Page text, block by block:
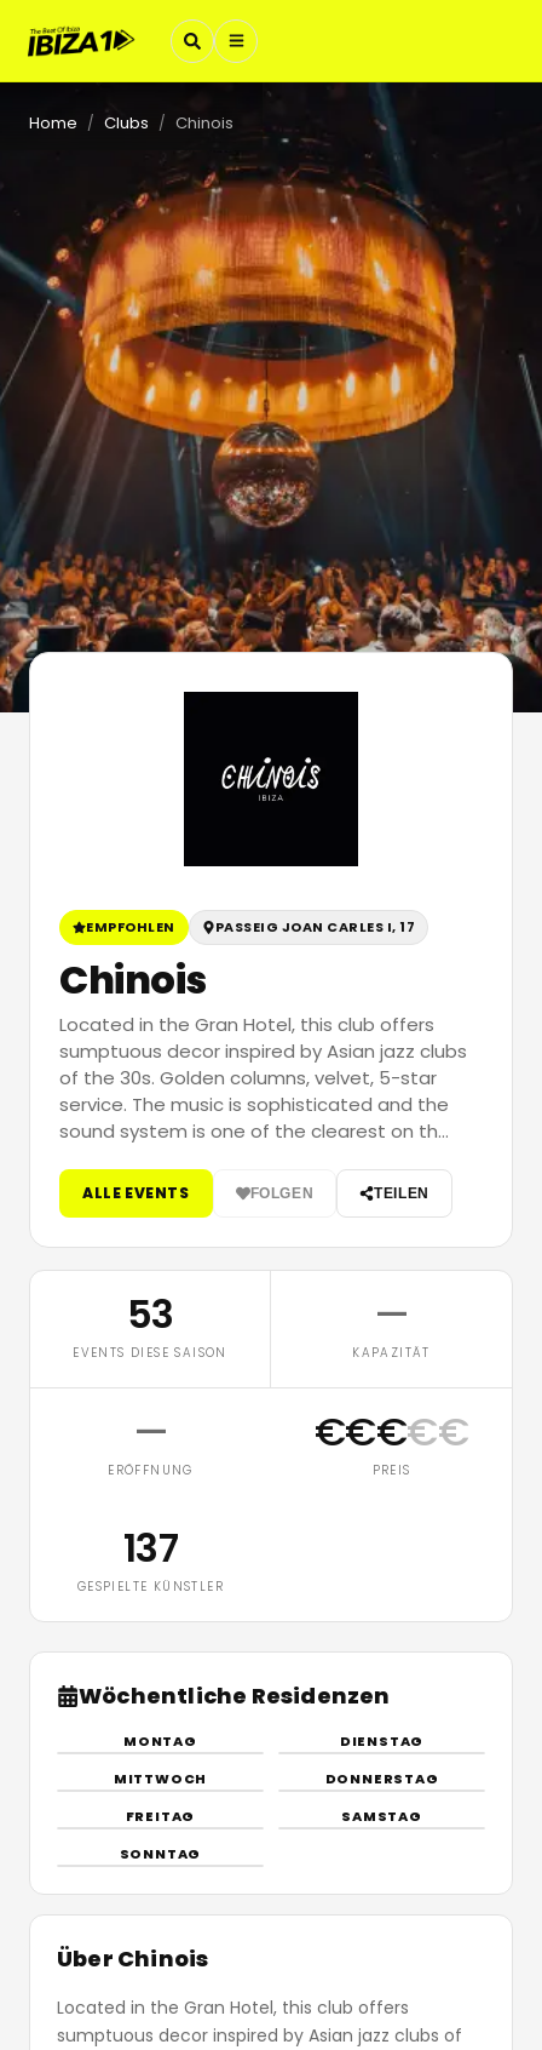
Home / Clubs / Chinois
EMPFOHLEN PASSEIG JOAN CARLES I, 17
Chinois
Located in the Gran Hotel, this club offers
sumptuous decor inspired by Asian jazz clubs
of the 30s. Golden columns, velvet, 5-star
service. The music is sophisticated and the
sound system is one of the clearest on th…
ALLE EVENTS FOLGEN TEILEN
53
EVENTS DIESE SAISON
—
KAPAZITÄT
—
ERÖFFNUNG
€€€€€
PREIS
137
GESPIELTE KÜNSTLER
Wöchentliche Residenzen
MONTAG DIENSTAG
MITTWOCH
DONNERSTAG
FREITAG
SAMSTAG
SONNTAG
Über Chinois
Located in the Gran Hotel, this club offers
sumptuous decor inspired by Asian jazz clubs of